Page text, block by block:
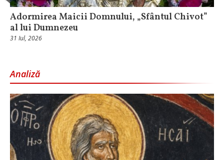
Adormirea Maicii Domnului, „Sfântul Chivot”
al lui Dumnezeu
31 Iul, 2026
Analiză